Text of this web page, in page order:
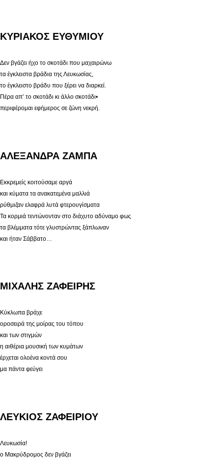
ΚΥΡΙΑΚΟΣ ΕΥΘΥΜΙΟΥ
Δεν βγάζει ήχο το σκοτάδι που μαχαιρώνω
τα έγκλειστα βράδια της Λευκωσίας,
το έγκλειστο βράδυ που ξέρει να διαρκεί.
Πέρα απ’ το σκοτάδι κι άλλο σκοτάδι•
περιφέρομαι εφήμερος σε ζώνη νεκρή.
ΑΛΕΞAΝΔΡΑ ΖΑΜΠA
Εκκρεμείς κοιτούσαμε αργά
και κύματα τα ανακατεμένα μαλλιά
ρύθμιζαν ελαφρά λυτά φτερουγίσματα
Τα κορμιά τεντώνονταν στο διάχυτο αδύναμο φως
τα βλέμματα τότε γλυστρώντας ξάπλωναν
και ήταν Σάββατο…
ΜΙΧΑΛΗΣ ΖΑΦΕΙΡΗΣ
Κύκλωπα βράχε
οροσειρά της μοίρας του τόπου
και των στιγμών
η αιθέρια μουσική των κυμάτων
έρχεται ολοένα κοντά σου
μα πάντα φεύγει
ΛΕΥΚΙΟΣ ΖΑΦΕΙΡΙΟΥ
Λευκωσία!
ο Μακρύδρομος δεν βγάζει